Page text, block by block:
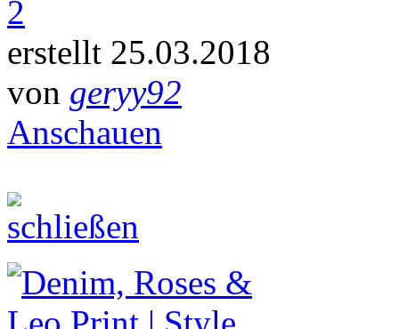
2
erstellt 25.03.2018
von geryy92
Anschauen